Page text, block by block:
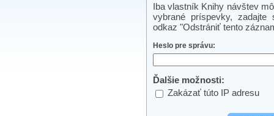
Iba vlastník Knihy návštev
vybrané príspevky,
odkaz "Odstrániť tento
Heslo pre správu:
Ďalšie možnosti:
Zakázať túto IP adresu